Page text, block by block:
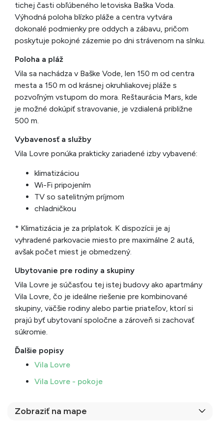
tichej časti obľúbeného letoviska Baška Voda.
Výhodná poloha blízko pláže a centra vytvára
dokonalé podmienky pre oddych a zábavu, pričom
poskytuje pokojné zázemie po dni strávenom na slnku.
Poloha a pláž
Vila sa nachádza v Baške Vode, len 150 m od centra
mesta a 150 m od krásnej okruhliakovej pláže s
pozvoľným vstupom do mora. Reštaurácia Mars, kde
je možné dokúpiť stravovanie, je vzdialená približne
500 m.
Vybavenosť a služby
Vila Lovre ponúka prakticky zariadené izby vybavené:
klimatizáciou
Wi-Fi pripojením
TV so satelitným príjmom
chladničkou
* Klimatizácia je za príplatok. K dispozícii je aj
vyhradené parkovacie miesto pre maximálne 2 autá,
avšak počet miest je obmedzený.
Ubytovanie pre rodiny a skupiny
Vila Lovre je súčasťou tej istej budovy ako apartmány
Vila Lovre, čo je ideálne riešenie pre kombinované
skupiny, väčšie rodiny alebo partie priateľov, ktorí si
prajú byť ubytovaní spoločne a zároveň si zachovať
súkromie.
Ďalšie popisy
Vila Lovre
Vila Lovre - pokoje
Zobraziť na mape